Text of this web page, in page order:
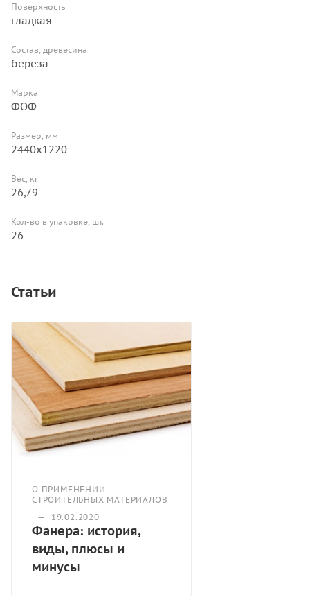
Поверхность
гладкая
Состав, древесина
береза
Марка
ФОФ
Размер, мм
2440х1220
Вес, кг
26,79
Кол-во в упаковке, шт.
26
Статьи
О ПРИМЕНЕНИИ
СТРОИТЕЛЬНЫХ МАТЕРИАЛОВ
—
19.02.2020
Фанера: история,
виды, плюсы и
минусы